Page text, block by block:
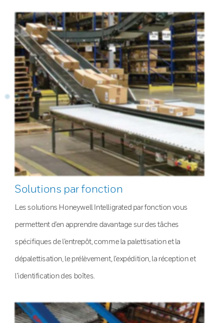
Solutions par fonction
Les solutions Honeywell Intelligrated par fonction vous
permettent d’en apprendre davantage sur des tâches
spécifiques de l’entrepôt, comme la palettisation et la
dépalettisation, le prélèvement, l’expédition, la réception et
l’identification des boîtes.